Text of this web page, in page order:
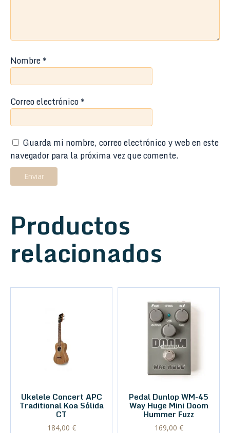
Nombre*
Correo electrónico*
Guarda mi nombre, correo electrónico y web en este
navegador para la próxima vez que comente.
Productos
relacionados
Ukelele Concert APC
Traditional Koa Sólida
CT
184,00 €
Pedal Dunlop WM-45
Way Huge Mini Doom
Hummer Fuzz
169,00 €